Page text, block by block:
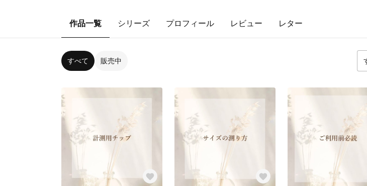
作品一覧 シリーズ プロフィール レビュー レター
すべて 販売中